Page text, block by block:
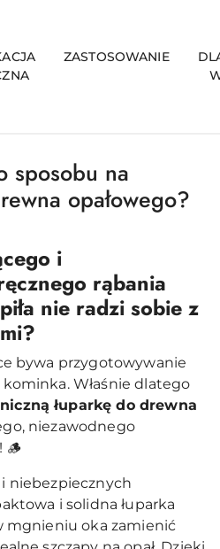
ZASTOSOWANIE
sposobu na
opałowego?
i
rąbania
nie radzi sobie z
bywa przygotowywanie
Właśnie dlatego
łuparkę do drewna
niezawodnego
🪵
niebezpiecznych
i solidna łuparka
mgnieniu oka zamienić